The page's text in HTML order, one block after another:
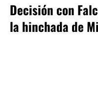
Decisión con
la hinchada de